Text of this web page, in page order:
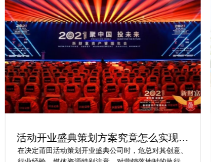
活动开业盛典策划方案究竟怎么实现梦
想活动
在决定莆田活动策划开业盛典公司时，危总对其创意、